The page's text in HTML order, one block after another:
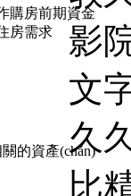
購房前期資金
房需求
關的資產(chǎn)